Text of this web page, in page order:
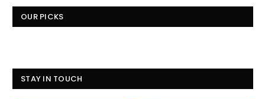
OUR PICKS
STAY IN TOUCH